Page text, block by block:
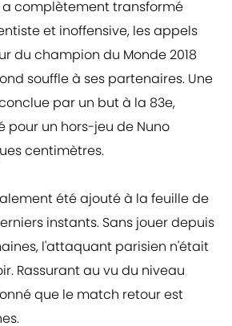
a complètement transformé
et inoffensive, les appels
du champion du Monde 2018
souffle à ses partenaires. Une
par un but à la 83e,
pour un hors-jeu de Nuno
centimètres.
été ajouté à la feuille de
instants. Sans jouer depuis
l'attaquant parisien n'était
Rassurant au vu du niveau
que le match retour est